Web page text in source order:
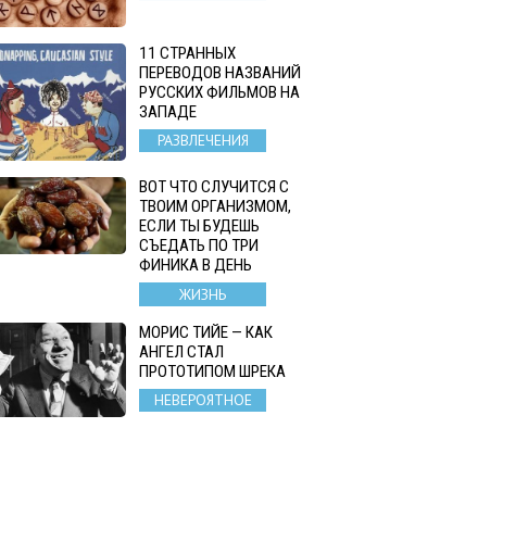
11 СТРАННЫХ
ПЕРЕВОДОВ НАЗВАНИЙ
РУССКИХ ФИЛЬМОВ НА
ЗАПАДЕ
РАЗВЛЕЧЕНИЯ
ВОТ ЧТО СЛУЧИТСЯ С
ТВОИМ ОРГАНИЗМОМ,
ЕСЛИ ТЫ БУДЕШЬ
СЪЕДАТЬ ПО ТРИ
ФИНИКА В ДЕНЬ
ЖИЗНЬ
МОРИС ТИЙЕ — КАК
АНГЕЛ СТАЛ
ПРОТОТИПОМ ШРЕКА
НЕВЕРОЯТНОЕ